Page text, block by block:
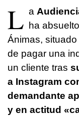
L a
ha
Ánimas,
de pagar una
un cliente tras
a Instagram
demandante
y en actitud